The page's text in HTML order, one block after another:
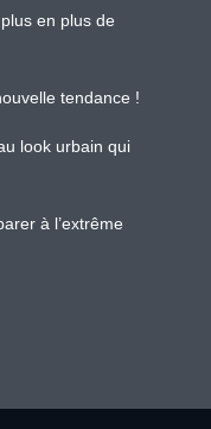
en plus de
tendance !
look urbain qui
à l’extrême